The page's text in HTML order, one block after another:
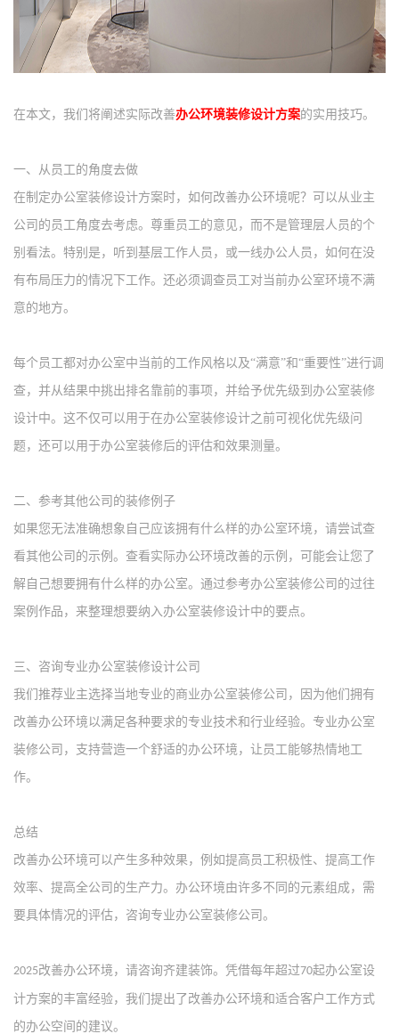
在本文，我们将阐述实际改善办公环境装修设计方案的实用技巧。
一、从员工的角度去做
在制定办公室装修设计方案时，如何改善办公环境呢？可以从业主
公司的员工角度去考虑。尊重员工的意见，而不是管理层人员的个
别看法。特别是，听到基层工作人员，或一线办公人员，如何在没
有布局压力的情况下工作。还必须调查员工对当前办公室环境不满
意的地方。
每个员工都对办公室中当前的工作风格以及“满意”和“重要性”进行调
查，并从结果中挑出排名靠前的事项，并给予优先级到办公室装修
设计中。这不仅可以用于在办公室装修设计之前可视化优先级问
题，还可以用于办公室装修后的评估和效果测量。
二、参考其他公司的装修例子
如果您无法准确想象自己应该拥有什么样的办公室环境，请尝试查
看其他公司的示例。查看实际办公环境改善的示例，可能会让您了
解自己想要拥有什么样的办公室。通过参考办公室装修公司的过往
案例作品，来整理想要纳入办公室装修设计中的要点。
三、咨询专业办公室装修设计公司
我们推荐业主选择当地专业的商业办公室装修公司，因为他们拥有
改善办公环境以满足各种要求的专业技术和行业经验。专业办公室
装修公司，支持营造一个舒适的办公环境，让员工能够热情地工
作。
总结
改善办公环境可以产生多种效果，例如提高员工积极性、提高工作
效率、提高全公司的生产力。办公环境由许多不同的元素组成，需
要具体情况的评估，咨询专业办公室装修公司。
2025改善办公环境，请咨询齐建装饰。凭借每年超过70起办公室设
计方案的丰富经验，我们提出了改善办公环境和适合客户工作方式
的办公空间的建议。